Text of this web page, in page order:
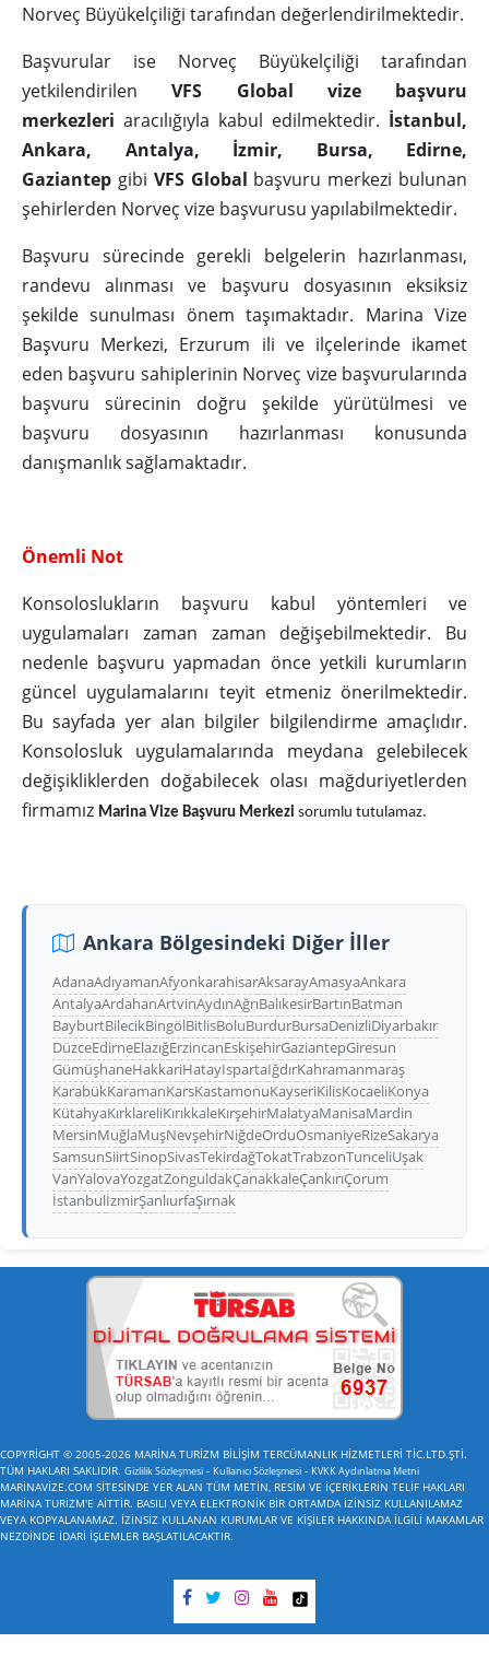
Norveç Büyükelçiliği tarafından değerlendirilmektedir.
Başvurular ise Norveç Büyükelçiliği tarafından
yetkilendirilenVFS Global vize başvuru
merkezleri aracılığıyla kabul edilmektedir. İstanbul,
Ankara, Antalya, İzmir, Bursa, Edirne,
Gaziantep gibi VFS Global başvuru merkezi bulunan
şehirlerden Norveç vize başvurusu yapılabilmektedir.
Başvuru sürecinde gerekli belgelerin hazırlanması,
randevu alınması ve başvuru dosyasının eksiksiz
şekilde sunulması önem taşımaktadır. Marina Vize
Başvuru Merkezi, Erzurum ili ve ilçelerinde ikamet
eden başvuru sahiplerinin Norveç vize başvurularında
başvuru sürecinin doğru şekilde yürütülmesi ve
başvuru dosyasının hazırlanması konusunda
danışmanlık sağlamaktadır.
Önemli Not
Konsoloslukların başvuru kabul yöntemleri ve
uygulamaları zaman zaman değişebilmektedir. Bu
nedenle başvuru yapmadan önce yetkili kurumların
güncel uygulamalarını teyit etmeniz önerilmektedir.
Bu sayfada yer alan bilgiler bilgilendirme amaçlıdır.
Konsolosluk uygulamalarında meydana gelebilecek
değişikliklerden doğabilecek olası mağduriyetlerden
firmamız Marina Vize Başvuru Merkezi sorumlu tutulamaz.
Ankara Bölgesindeki Diğer İller
AdanaAdıyamanAfyonkarahisarAksarayAmasyaAnkara
AntalyaArdahanArtvinAydınAğrıBalıkesirBartınBatman
BayburtBilecikBingölBitlisBoluBurdurBursaDenizliDiyarbakır
DüzceEdirneElazığErzincanEskişehirGaziantepGiresun
GümüşhaneHakkariHatayIspartaIğdırKahramanmaraş
KarabükKaramanKarsKastamonuKayseriKilisKocaeliKonya
KütahyaKırklareliKırıkkaleKırşehirMalatyaManisaMardin
MersinMuğlaMuşNevşehirNiğdeOrduOsmaniyeRizeSakarya
SamsunSiirtSinopSivasTekirdağTokatTrabzonTunceliUşak
VanYalovaYozgatZonguldakÇanakkaleÇankırıÇorum
İstanbulİzmirŞanlıurfaŞırnak
COPYRİGHT © 2005-2026 MARİNA TURİZM BİLİŞİM TERCÜMANLIK HİZMETLERİ TİC.LTD.ŞTİ.
TÜM HAKLARI SAKLIDIR. Gizlilik Sözleşmesi - Kullanıcı Sözleşmesi - KVKK Aydınlatma Metni
MARİNAVİZE.COM SİTESİNDE YER ALAN TÜM METİN, RESİM VE İÇERİKLERİN TELİF HAKLARI
MARİNA TURİZM'E AİTTİR. BASILI VEYA ELEKTRONİK BİR ORTAMDA İZİNSİZ KULLANILAMAZ
VEYA KOPYALANAMAZ. İZİNSİZ KULLANAN KURUMLAR VE KİŞİLER HAKKINDA İLGİLİ MAKAMLAR
NEZDİNDE İDARİ İŞLEMLER BAŞLATILACAKTIR.